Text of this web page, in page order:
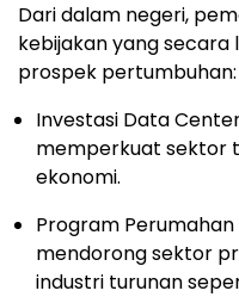
Dari dalam negeri,
kebijakan yang
prospek pertumbuhan:
Investasi Data
memperkuat sektor
ekonomi.
Program
mendorong sektor
industri turunan